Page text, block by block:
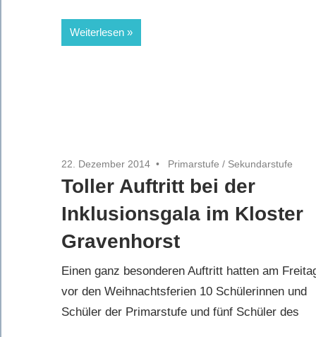
Weiterlesen
22. Dezember 2014 Primarstufe / Sekundarstufe
Toller Auftritt bei der
Inklusionsgala im Kloster
Gravenhorst
Einen ganz besonderen Auftritt hatten am
vor den Weihnachtsferien 10 Schülerinnen und
Schüler der Primarstufe und fünf Schüler des